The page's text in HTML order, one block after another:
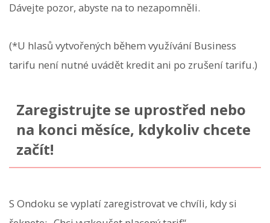
Dávejte pozor, abyste na to nezapomněli.
(*U hlasů vytvořených během využívání Business
tarifu není nutné uvádět kredit ani po zrušení tarifu.)
Zaregistrujte se uprostřed nebo
na konci měsíce, kdykoliv chcete
začít!
S Ondoku se vyplatí zaregistrovat ve chvíli, kdy si